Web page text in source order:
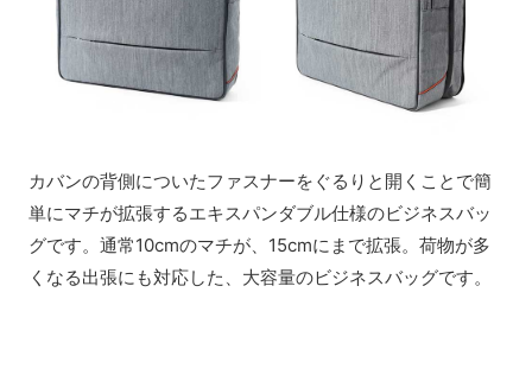
カバンの背側についたファスナーをぐるりと開くことで簡
単にマチが拡張するエキスパンダブル仕様のビジネスバッ
グです。通常10cmのマチが、15cmにまで拡張。荷物が多
くなる出張にも対応した、大容量のビジネスバッグです。